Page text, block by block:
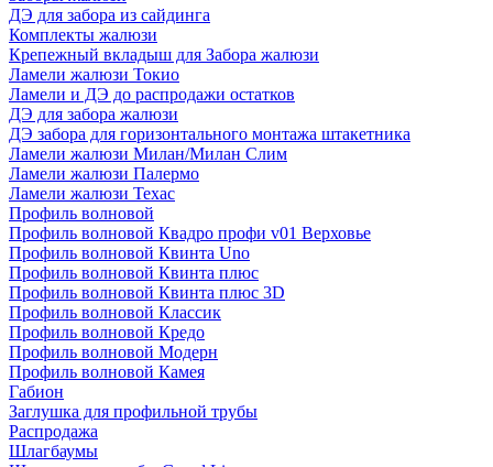
ДЭ для забора из сайдинга
Комплекты жалюзи
Крепежный вкладыш для Забора жалюзи
Ламели жалюзи Токио
Ламели и ДЭ до распродажи остатков
ДЭ для забора жалюзи
ДЭ забора для горизонтального монтажа штакетника
Ламели жалюзи Милан/Милан Слим
Ламели жалюзи Палермо
Ламели жалюзи Техас
Профиль волновой
Профиль волновой Квадро профи v01 Верховье
Профиль волновой Квинта Uno
Профиль волновой Квинта плюс
Профиль волновой Квинта плюс 3D
Профиль волновой Классик
Профиль волновой Кредо
Профиль волновой Модерн
Профиль волновой Камея
Габион
Заглушка для профильной трубы
Распродажа
Шлагбаумы